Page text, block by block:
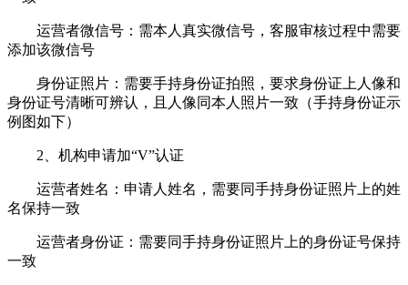
运营者微信号：需本人真实微信号，客服审核过程中需要
添加该微信号
身份证照片：需要手持身份证拍照，要求身份证上人像和
身份证号清晰可辨认，且人像同本人照片一致（手持身份证示
例图如下）
2、机构申请加“V”认证
运营者姓名：申请人姓名，需要同手持身份证照片上的姓
名保持一致
运营者身份证：需要同手持身份证照片上的身份证号保持
一致